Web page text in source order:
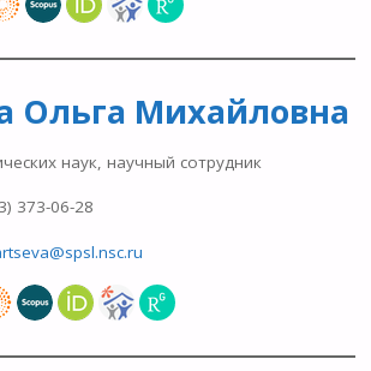
Ольга Михайловна
наук, научный сотрудник
373-06-28